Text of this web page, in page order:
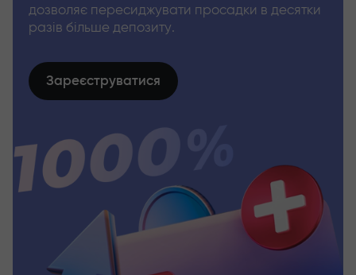
дозволяє пересиджувати просадки в десятки
разів більше депозиту.
Зареєструватися